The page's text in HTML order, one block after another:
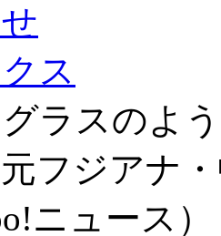
ス
ラスのよ
フジアナ・
ニュース）